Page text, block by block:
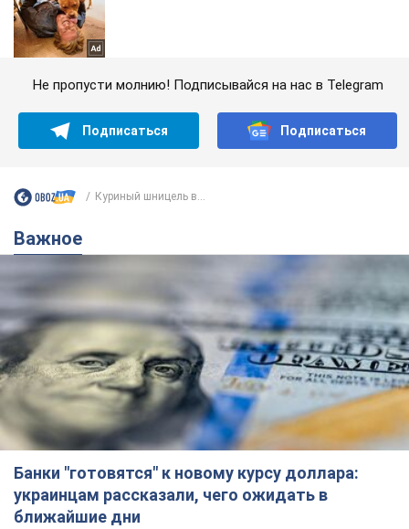
Не пропусти молнию! Подписывайся на нас в Telegram
Подписаться Подписаться
Куриный шницель в...
Важное
Банки "готовятся" к новому курсу доллара:
украинцам рассказали, чего ожидать в
ближайшие дни